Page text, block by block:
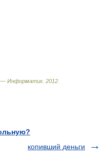
— Информатик. 2012
копивший деньги